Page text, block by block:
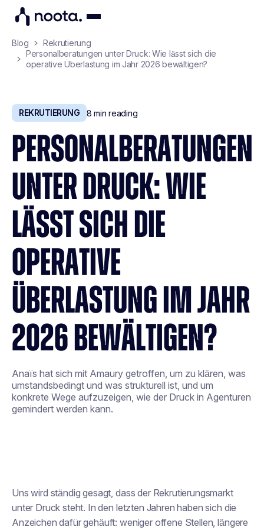
Blog
Rekrutierung
Personalberatungen unter Druck: Wie lässt sich die
operative Überlastung im Jahr 2026 bewältigen?
REKRUTIERUNG 8 min reading
PERSONALBERATUNGEN
UNTER DRUCK: WIE
LÄSST SICH DIE
OPERATIVE
ÜBERLASTUNG IM JAHR
2026 BEWÄLTIGEN?
Anaïs hat sich mit Amaury getroffen, um zu klären, was
umstandsbedingt und was strukturell ist, und um
konkrete Wege aufzuzeigen, wie der Druck in Agenturen
gemindert werden kann.
Uns wird ständig gesagt, dass der Rekrutierungsmarkt
unter Druck steht. In den letzten Jahren haben sich die
Anzeichen dafür gehäuft: weniger offene Stellen, längere